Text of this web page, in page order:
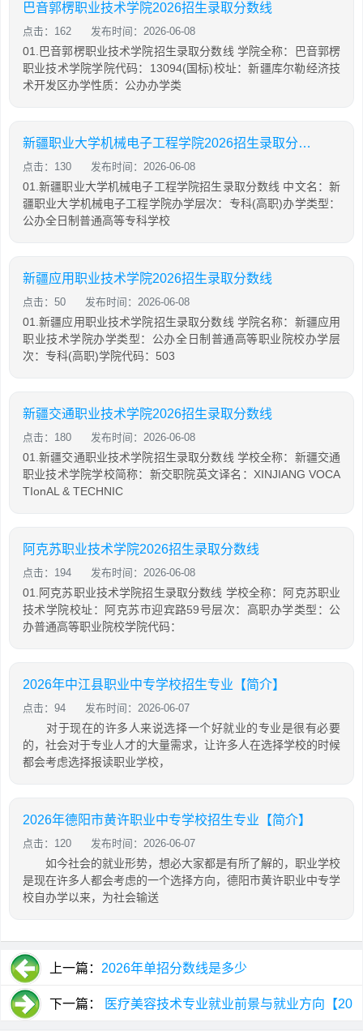
巴音郭楞职业技术学院2026招生录取分数线
点击：162 发布时间：2026-06-08
01.巴音郭楞职业技术学院招生录取分数线 学院全称：巴音郭楞
职业技术学院学院代码：13094(国标)校址：新疆库尔勒经济技
术开发区办学性质：公办办学类
新疆职业大学机械电子工程学院2026招生录取分数线
点击：130 发布时间：2026-06-08
01.新疆职业大学机械电子工程学院招生录取分数线 中文名：新
疆职业大学机械电子工程学院办学层次：专科(高职)办学类型：
公办全日制普通高等专科学校
新疆应用职业技术学院2026招生录取分数线
点击：50 发布时间：2026-06-08
01.新疆应用职业技术学院招生录取分数线 学院名称：新疆应用
职业技术学院办学类型：公办全日制普通高等职业院校办学层
次：专科(高职)学院代码：503
新疆交通职业技术学院2026招生录取分数线
点击：180 发布时间：2026-06-08
01.新疆交通职业技术学院招生录取分数线 学校全称：新疆交通
职业技术学院学校简称：新交职院英文译名：XINJIANG VOCA
TIonAL & TECHNIC
阿克苏职业技术学院2026招生录取分数线
点击：194 发布时间：2026-06-08
01.阿克苏职业技术学院招生录取分数线 学校全称：阿克苏职业
技术学院校址：阿克苏市迎宾路59号层次：高职办学类型：公
办普通高等职业院校学院代码：
2026年中江县职业中专学校招生专业【简介】
点击：94 发布时间：2026-06-07
对于现在的许多人来说选择一个好就业的专业是很有必要
的，社会对于专业人才的大量需求，让许多人在选择学校的时候
都会考虑选择报读职业学校，
2026年德阳市黄许职业中专学校招生专业【简介】
点击：120 发布时间：2026-06-07
如今社会的就业形势，想必大家都是有所了解的，职业学校
是现在许多人都会考虑的一个选择方向，德阳市黄许职业中专学
校自办学以来，为社会输送
上一篇： 2026年单招分数线是多少
下一篇： 医疗美容技术专业就业前景与就业方向【20